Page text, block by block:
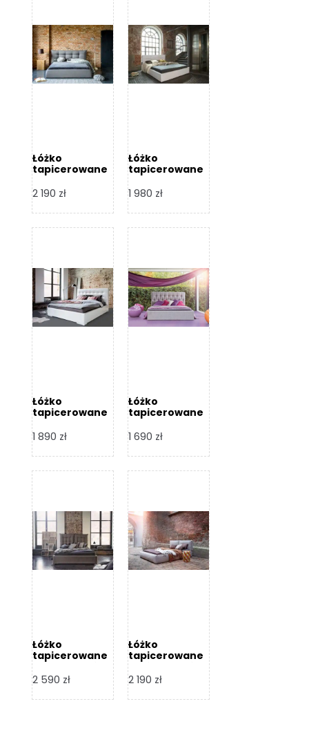
Łóżko
tapicerowane
Design
2 190 zł
Łóżko
tapicerowane
Design
1 980 zł
Łóżko
tapicerowane
Design
1 890 zł
Łóżko
tapicerowane
Design
1 690 zł
Łóżko
tapicerowane
Design
2 590 zł
Łóżko
tapicerowane
Design
2 190 zł